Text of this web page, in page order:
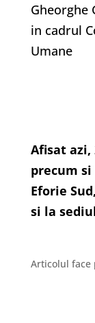
Gheorghe
in cadrul
Umane
Afisat azi,
precum
Eforie
si la
Articolul face